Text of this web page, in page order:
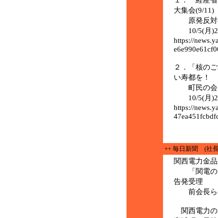
大集会(9/11)
原発反対
10/5(月
https://
２．「核の
い寿都を！
町民の会
10/5(月
https://
++ 毎日新聞 (社
関西電力金
「関電の
告発受理
前会長ら
関西電力の